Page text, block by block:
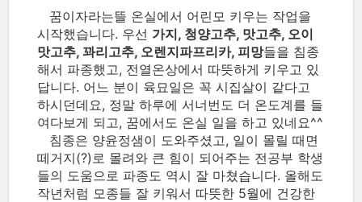
꿈이자라는뜰 온실에서 어린모 키우는 작업을
시작했습니다. 우선 가지, 청양고추, 맛고추, 오이
맛고추, 꽈리고추, 오렌지파프리카, 피망들을 침종
해서 파종했고, 전열온상에서 따뜻하게 키우고 있
답니다. 어느 분이 육묘일은 꼭 시집살이 같다고
하시던데요, 정말 하루에 서너번도 더 온도계를 들
여다보게 되고, 꿈에서도 온실 일을 하고 있네요^^
침종은 양윤정샘이 도와주셨고, 일이 몰릴 때면
떼거지(?)로 몰려와 큰 힘이 되어주는 전공부 학생
들의 도움으로 파종도 역시 잘 마쳤습니다. 올해도
작년처럼 모종들 잘 키워서 따뜻한 5월에 건강한